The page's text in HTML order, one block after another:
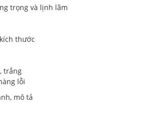
trọng và lịnh lãm
thước
trắng
lỗi
mô tả